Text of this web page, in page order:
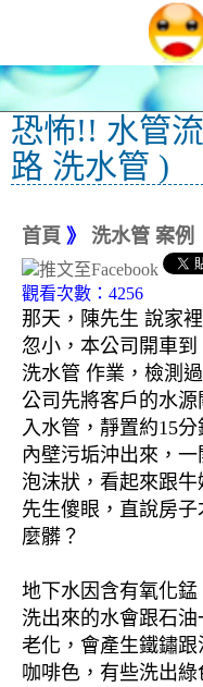
恐怖!! 水管
路 洗水管 )
首頁 》 洗水管 案例
觀看次數：4256
那天，陳先生 說家
忽小，本公司開車
洗水管 作業，檢測
公司先將客戶的水
入水管，靜置約15
內壁污垢沖出來，
泡沫狀，看起來跟
先生傻眼，直說房
麼髒？
地下水因含有氧化錳
洗出來的水會跟石
老化，會產生鐵鏽
咖啡色，有些洗出